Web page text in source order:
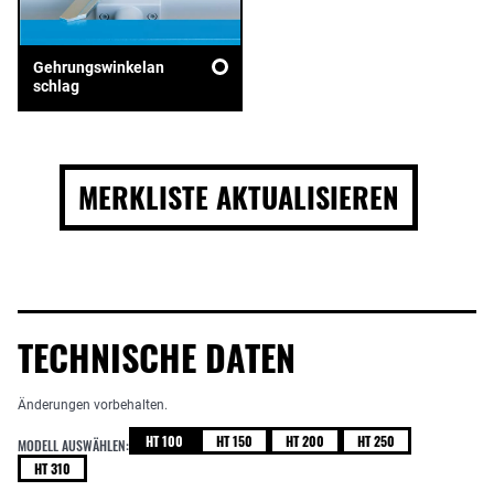
Gehrungswinkelan
schlag
MERKLISTE AKTUALISIEREN
TECHNISCHE DATEN
Änderungen vorbehalten.
MODELL AUSWÄHLEN: HT 100 HT 150 HT 200
HT 250
HT 310